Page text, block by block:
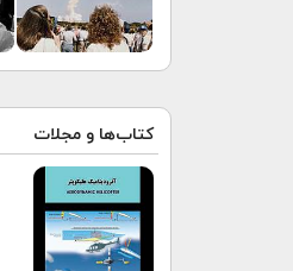
کتاب‌ها و مجلات